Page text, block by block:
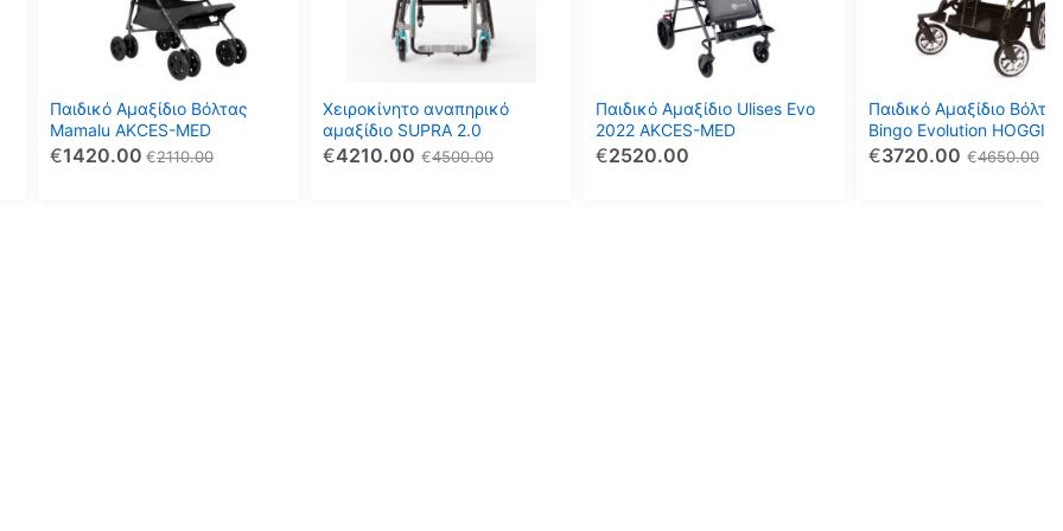
Παιδικό Αμαξίδιο Βόλτας
Mamalu AKCES-MED
2110.00
€
1420.00
€
Χειροκίνητο αναπηρικό
αμαξίδιο SUPRA 2.0
4500.00
€
4210.00
€
παραλλαγές.
μπορούν
να
επιλεγούν
Παιδικό Αμαξίδιο Ulises Evo
2022 AKCES-MED
2520.00
€
παραλλαγές.
μπορούν
να
επιλεγούν
Παιδικό Αμαξίδιο
Bingo Evolution HOGGI
4650.00
€
3720.00
€
παραλλαγές.
μπορούν
να
επιλεγούν